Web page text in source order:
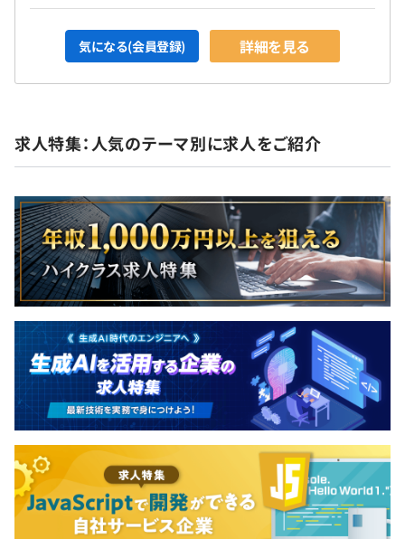
気になる(会員登録) 詳細を見る
求人特集：人気のテーマ別に求人をご紹介